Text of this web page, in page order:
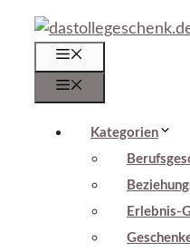
Zum
Inhalt
springen
Kategorien
Erlebnis-